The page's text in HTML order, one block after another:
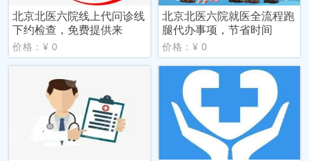
北京北医六院线上代问诊线
下约检查，免费提供来
价格：¥ 0
北京北医六院就医全流程跑
腿代办事项，节省时间
价格：¥ 0